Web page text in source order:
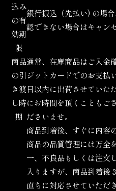
込み
の有
効期
限
銀行振込（先払い) の場
認できない場合はキャン
商品
の引
き渡
し時
期
通常、在庫商品はご入金
ジットカードでのお支払
日以内に出荷させていた
にお時間を頂くこともご
ださいませ。
商品到着後、すぐに内容
商品の品質管理には万全
一、不良品もしくは注文
入りますが、商品到着後
直ちに対応させていただ